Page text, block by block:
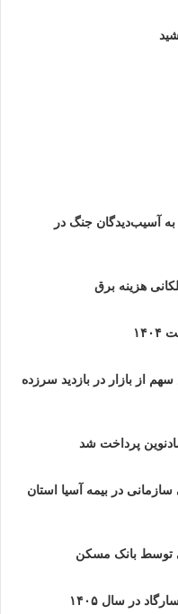
اسکان به آسیب‌دیدگان جنگ در
هزینه برق
سهم از بازار در بازدید سرزده
در بیمه آسیا استان
در سال ۱۴۰۵